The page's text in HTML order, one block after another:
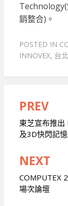
Technology(
銷整合)。
POSTED IN
INNOVEX, 台
文
章
導
覽
PREV
東芝宣布推出
及3D快閃記
NEXT
COMPUTEX
場次論壇